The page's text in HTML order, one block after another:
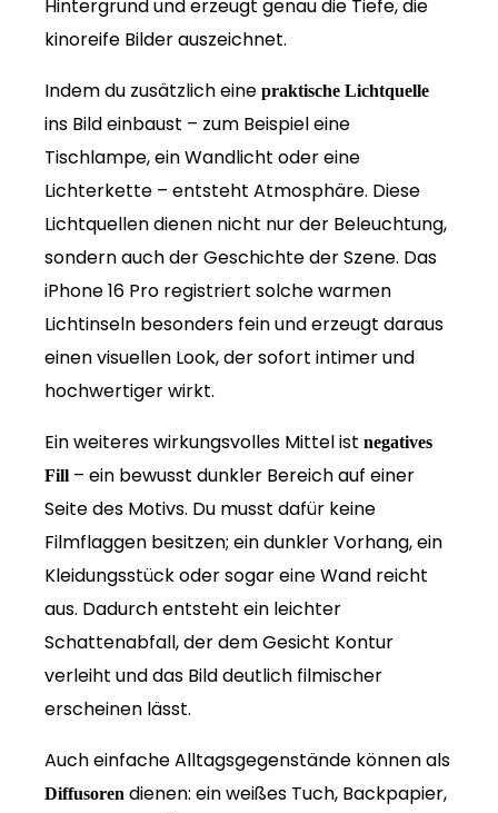
Hintergrund und erzeugt genau die Tiefe, die
kinoreife Bilder auszeichnet.
Indem du zusätzlich einepraktische Lichtquelle
ins Bild einbaust – zum Beispiel eine
Tischlampe, ein Wandlicht oder eine
Lichterkette – entsteht Atmosphäre. Diese
Lichtquellen dienen nicht nur der Beleuchtung,
sondern auch der Geschichte der Szene. Das
iPhone 16 Pro registriert solche warmen
Lichtinseln besonders fein und erzeugt daraus
einen visuellen Look, der sofort intimer und
hochwertiger wirkt.
Ein weiteres wirkungsvolles Mittel istnegatives
Fill – ein bewusst dunkler Bereich auf einer
Seite des Motivs. Du musst dafür keine
Filmflaggen besitzen; ein dunkler Vorhang, ein
Kleidungsstück oder sogar eine Wand reicht
aus. Dadurch entsteht ein leichter
Schattenabfall, der dem Gesicht Kontur
verleiht und das Bild deutlich filmischer
erscheinen lässt.
Auch einfache Alltagsgegenstände können als
Diffusoren dienen: ein weißes Tuch, Backpapier,